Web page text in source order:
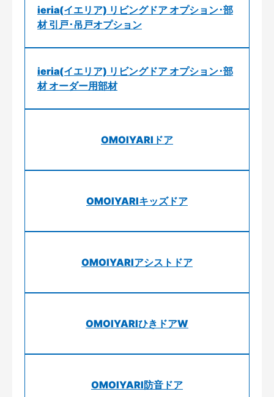
ieria(イエリア) リビングドア オプション･部
材 引戸･吊戸オプション
ieria(イエリア) リビングドア オプション･部
材 オーダー用部材
OMOIYARIドア
OMOIYARIキッズドア
OMOIYARIアシストドア
OMOIYARIひきドアW
OMOIYARI防音ドア